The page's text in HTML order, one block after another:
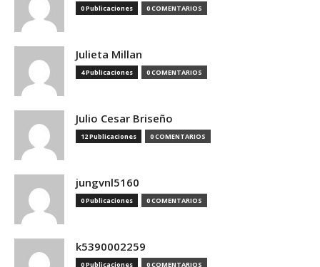
0 Publicaciones 0 COMENTARIOS
Julieta Millan
4 Publicaciones 0 COMENTARIOS
Julio Cesar Briseño
12 Publicaciones 0 COMENTARIOS
jungvnl5160
0 Publicaciones 0 COMENTARIOS
k5390002259
0 Publicaciones 0 COMENTARIOS